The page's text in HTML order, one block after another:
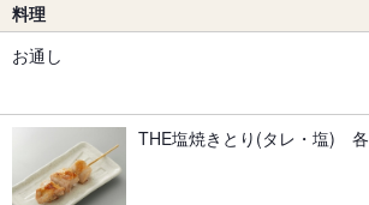
料理
お通し
THE塩焼きとり(タレ・塩) 各